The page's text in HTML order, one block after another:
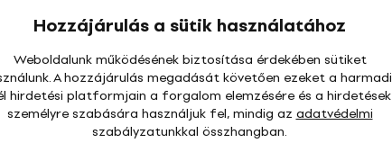
Hozzájárulás a sütik használatához
Weboldalunk működésének biztosítása érdekében sütiket
A hozzájárulás megadását követően ezeket a
hirdetési platformjain a forgalom elemzésére és a hirdetések
személyre szabására használjuk fel, mindig az adatvédelmi
szabályzatunkkal összhangban.